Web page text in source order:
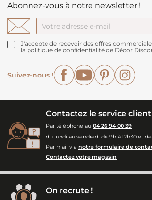
Abonnez-vous à notre newsletter !
J'accepte de recevoir des offres
la politique de confidentialité de Décor
Suivez-nous !
FacebookYouTubePinterest
Contactez le service client
Par téléphone au 04 26 94 00 39
du lundi au vendredi de 9h à 12h30 et de
Par mail via notre formulaire de
Contactez votre magasin
On recrute !